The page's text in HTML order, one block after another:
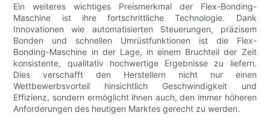
Ein weiteres wichtiges Preismerkmal der Flex-Bonding-
Maschine ist ihre fortschrittliche Technologie. Dank
Innovationen wie automatisierten Steuerungen, präzisem
Bonden und schnellen Umrüstfunktionen ist die Flex-
Bonding-Maschine in der Lage, in einem Bruchteil der Zeit
konsistente, qualitativ hochwertige Ergebnisse zu liefern.
Dies verschafft den Herstellern nicht nur einen
Wettbewerbsvorteil hinsichtlich Geschwindigkeit und
Effizienz, sondern ermöglicht ihnen auch, den immer höheren
Anforderungen des heutigen Marktes gerecht zu werden.